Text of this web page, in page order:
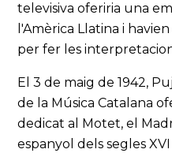
televisiva oferiria una
l'Amèrica Llatina i
per fer les
El 3 de maig de 1942,
de la Música Catalana
dedicat al Motet, el
espanyol dels segles XVI